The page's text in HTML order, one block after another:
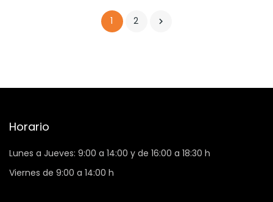
1 2 
Horario
Lunes a Jueves: 9:00 a 14:00 y de 16:00 a 18:30 h
Viernes de 9:00 a 14:00 h